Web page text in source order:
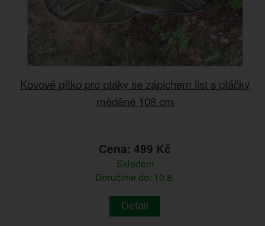
Kovové pítko pro ptáky se zápichem list s ptáčky
měděné 108 cm
Cena: 499 Kč
Skladem
Doručíme do: 10.8.
Detail